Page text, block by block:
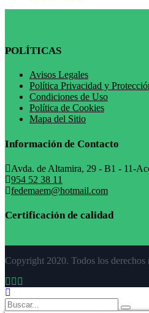
POLÍTICAS
Avisos Legales
Política Privacidad y
Condiciones de Uso
Política de Cookies
Mapa del Sitio
Información de Contacto
Avda. de Altamira, 29 - B1 - 11-
954 52 38 11
fedemaem@hotmail.com
Certificación de calidad
Copyright 2020. Todos los derechos